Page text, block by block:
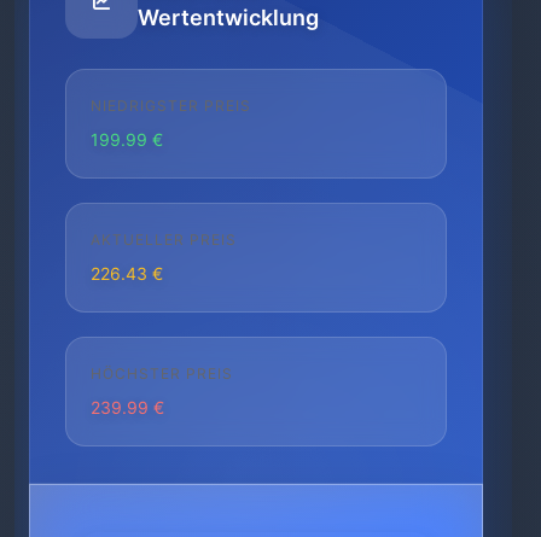
Wertentwicklung
NIEDRIGSTER PREIS
199.99 €
AKTUELLER PREIS
226.43 €
HÖCHSTER PREIS
239.99 €